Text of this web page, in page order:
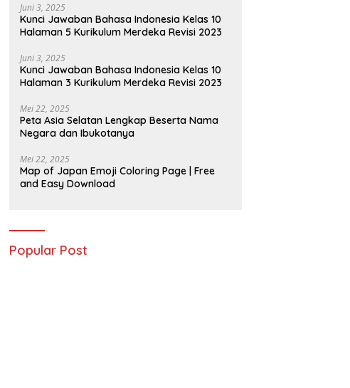
Juni 3, 2025
Kunci Jawaban Bahasa Indonesia Kelas 10
Halaman 5 Kurikulum Merdeka Revisi 2023
Juni 3, 2025
Kunci Jawaban Bahasa Indonesia Kelas 10
Halaman 3 Kurikulum Merdeka Revisi 2023
Mei 22, 2025
Peta Asia Selatan Lengkap Beserta Nama
Negara dan Ibukotanya
Mei 22, 2025
Map of Japan Emoji Coloring Page | Free
and Easy Download
Popular Post